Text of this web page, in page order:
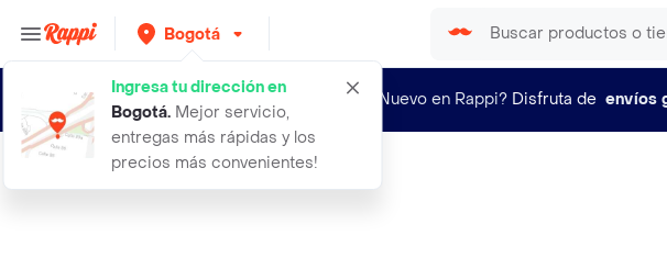
Bogotá
Ingresa tu dirección en
Bogotá. Mejor servicio,
entregas más rápidas y los
precios más convenientes!
¿Nuevo en Rappi? Disfruta de envíos
abrigo marion camel talla 70 ninas